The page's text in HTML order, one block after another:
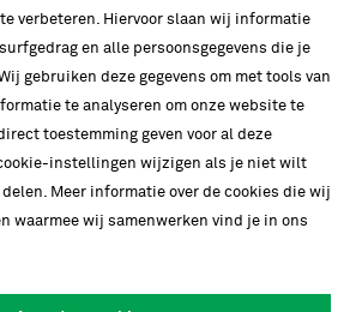
verbeteren. Hiervoor slaan wij informatie
en alle persoonsgegevens die je
gebruiken deze gegevens om met tools van
te analyseren om onze website te
toestemming geven voor al deze
instellingen wijzigen als je niet wilt
Meer informatie over de cookies die wij
waarmee wij samenwerken vind je in ons